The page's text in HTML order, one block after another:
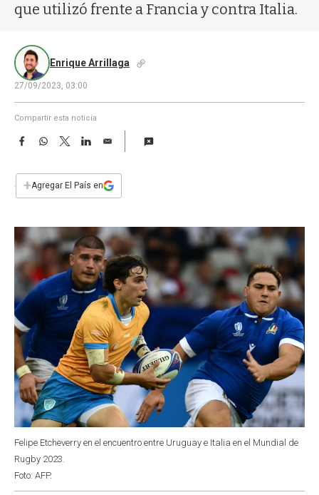
que utilizó frente a Francia y contra Italia.
Enrique Arrillaga
27/09/2023, 03:00
Compartir esta noticia
F
e
b
k
W
s
p
T
w
t
L
n
E
i
l
+Agregar El País en
Felipe Etcheverry en el encuentro entre Uruguay e Italia en el Mundial de
Rugby 2023.
Foto: AFP.